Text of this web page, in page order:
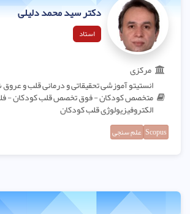
دکتر سید محمد دلیلی
استاد
مرکزی
انستیتو آموزشی تحقیقاتی و درمانی قلب و
متخصص کودکان - فوق تخصص قلب کودکان -
الکتروفیزیولوژی قلب کودکان
Scopus علم سنجی